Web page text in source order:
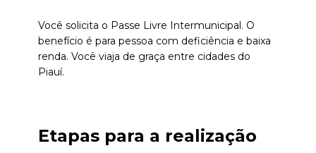
Você solicita o Passe Livre Intermunicipal. O
benefício é para pessoa com deficiência e baixa
renda. Você viaja de graça entre cidades do
Piauí.
Etapas para a realização